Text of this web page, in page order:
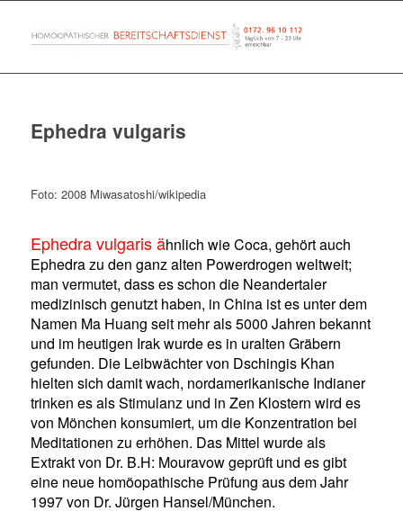
Ephedra vulgaris
Foto: 2008 Miwasatoshi/wikipedia
Ephedra vulgaris ähnlich wie Coca, gehört auch
Ephedra zu den ganz alten Powerdrogen weltweit;
man vermutet, dass es schon die Neandertaler
medizinisch genutzt haben, in China ist es unter dem
Namen Ma Huang seit mehr als 5000 Jahren bekannt
und im heutigen Irak wurde es in uralten Gräbern
gefunden. Die Leibwächter von Dschingis Khan
hielten sich damit wach, nordamerikanische Indianer
trinken es als Stimulanz und in Zen Klostern wird es
von Mönchen konsumiert, um die Konzentration bei
Meditationen zu erhöhen. Das Mittel wurde als
Extrakt von Dr. B.H: Mouravow geprüft und es gibt
eine neue homöopathische Prüfung aus dem Jahr
1997 von Dr. Jürgen Hansel/München.